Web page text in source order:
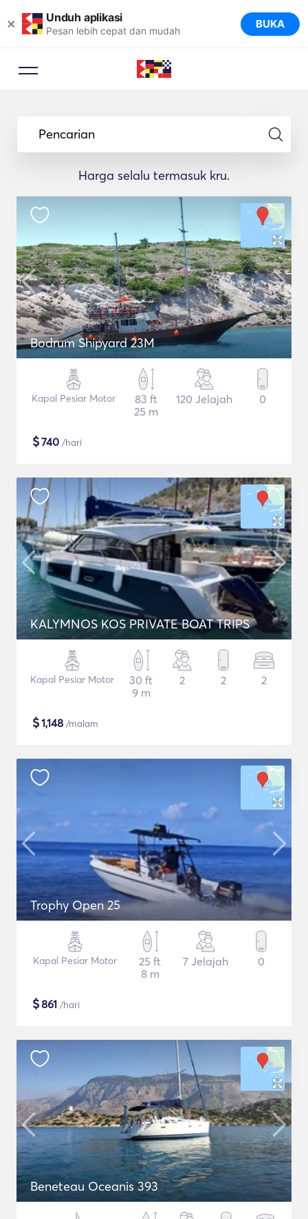
× Unduh aplikasi
Pesan lebih cepat dan mudah BUKA
Pencarian
Harga selalu termasuk kru.
Bodrum Shipyard 23M
Kapal Pesiar Motor
83 ft
25 m
120 Jelajah 0
$740 /hari
KALYMNOS KOS PRIVATE BOAT TRIPS
Kapal Pesiar Motor
30 ft
9 m
2 2 2
$1,148 /malam
Trophy Open 25
Kapal Pesiar Motor
25 ft
8 m
7 Jelajah 0
$861 /hari
Beneteau Oceanis 393